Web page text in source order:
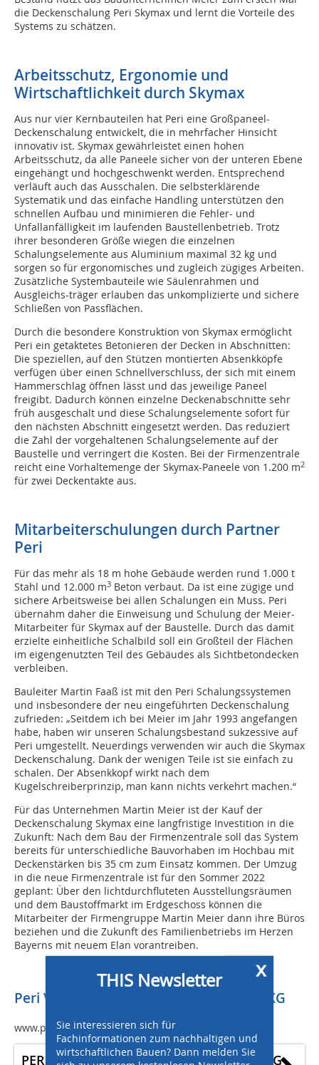
die Deckenschalung Peri Skymax und lernt die Vorteile des
Systems zu schätzen.
Arbeitsschutz, Ergonomie und
Wirtschaftlichkeit durch Skymax
Aus nur vier Kernbauteilen hat Peri eine Großpaneel-
Deckenschalung entwickelt, die in mehrfacher Hinsicht
innovativ ist. Skymax gewährleistet einen hohen
Arbeitsschutz, da alle Paneele sicher von der unteren Ebene
eingehängt und hochgeschwenkt werden. Entsprechend
verläuft auch das Ausschalen. Die selbsterklärende
Systematik und das einfache Handling unterstützen den
schnellen Aufbau und minimieren die Fehler- und
Unfallanfälligkeit im laufenden Baustellenbetrieb. Trotz
ihrer besonderen Größe wiegen die einzelnen
Schalungselemente aus Aluminium maximal 32 kg und
sorgen so für ergonomisches und zugleich zügiges Arbeiten.
Zusätzliche Systembauteile wie Säulenrahmen und
Ausgleichs-träger erlauben das unkomplizierte und sichere
Schließen von Passflächen.
Durch die besondere Konstruktion von Skymax ermöglicht
Peri ein getaktetes Betonieren der Decken in Abschnitten:
Die speziellen, auf den Stützen montierten Absenkköpfe
verfügen über einen Schnellverschluss, der sich mit einem
Hammerschlag öffnen lässt und das jeweilige Paneel
freigibt. Dadurch können einzelne Deckenabschnitte sehr
früh ausgeschalt und diese Schalungselemente sofort für
den nächsten Abschnitt eingesetzt werden. Das reduziert
die Zahl der vorgehaltenen Schalungselemente auf der
Baustelle und verringert die Kosten. Bei der Firmenzentrale
reicht eine Vorhaltemenge der Skymax-Paneele von 1.200 m2
für zwei Deckentakte aus.
Mitarbeiterschulungen durch Partner
Peri
Für das mehr als 18 m hohe Gebäude werden rund 1.000 t
Stahl und 12.000 m3 Beton verbaut. Da ist eine zügige und
sichere Arbeitsweise bei allen Schalungen ein Muss. Peri
übernahm daher die Einweisung und Schulung der Meier-
Mitarbeiter für Skymax auf der Baustelle. Durch das damit
erzielte einheitliche Schalbild soll ein Großteil der Flächen
im eigengenutzten Teil des Gebäudes als Sichtbetondecken
verbleiben.
Bauleiter Martin Faaß ist mit den Peri Schalungssystemen
und insbesondere der neu eingeführten Deckenschalung
zufrieden: „Seitdem ich bei Meier im Jahr 1993 angefangen
habe, haben wir unseren Schalungsbestand sukzessive auf
Peri umgestellt. Neuerdings verwenden wir auch die Skymax
Deckenschalung. Dank der wenigen Teile ist sie einfach zu
schalen. Der Absenkkopf wirkt nach dem
Kugelschreiberprinzip, man kann nichts verkehrt machen.“
Für das Unternehmen Martin Meier ist der Kauf der
Deckenschalung Skymax eine langfristige Investition in die
Zukunft: Nach dem Bau der Firmenzentrale soll das System
bereits für unterschiedliche Bauvorhaben im Hochbau mit
Deckenstärken bis 35 cm zum Einsatz kommen. Der Umzug
in die neue Firmenzentrale ist für den Sommer 2022
geplant: Über den lichtdurchfluteten Ausstellungsräumen
und dem Baustoffmarkt im Erdgeschoss können die
Mitarbeiter der Firmengruppe Martin Meier dann ihre Büros
beziehen und die Zukunft des Familienbetriebs im Herzen
Bayerns mit neuem Elan vorantreiben.
Peri Vertrieb Deutschland GmbH & Co. KG
www.peri.de
PERI Vertrieb Deutschland GmbH & Co. KG
x
THIS Newsletter
Sie interessieren sich für
Fachinformationen zum nachhaltigen und
wirtschaftlichen Bauen? Dann melden Sie